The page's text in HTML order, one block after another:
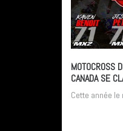
MOTOCROSS
CANADA SE
Cette année le